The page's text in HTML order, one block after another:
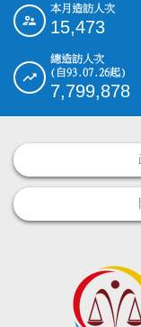
::: 本月造訪人次
15,473
總造訪人次
(自93.07.26起)
7,799,878